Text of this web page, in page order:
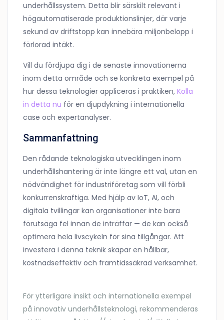
underhållssystem. Detta blir särskilt relevant i
högautomatiserade produktionslinjer, där varje
sekund av driftstopp kan innebära miljonbelopp i
förlorad intäkt.
Vill du fördjupa dig i de senaste innovationerna
inom detta område och se konkreta exempel på
hur dessa teknologier appliceras i praktiken,Kolla
in detta nu för en djupdykning i internationella
case och expertanalyser.
Sammanfattning
Den rådande teknologiska utvecklingen inom
underhållshantering är inte längre ett val, utan en
nödvändighet för industriföretag som vill förbli
konkurrenskraftiga. Med hjälp av IoT, AI, och
digitala tvillingar kan organisationer inte bara
förutsäga fel innan de inträffar — de kan också
optimera hela livscykeln för sina tillgångar. Att
investera i denna teknik skapar en hållbar,
kostnadseffektiv och framtidssäkrad verksamhet.
För ytterligare insikt och internationella exempel
på innovativ underhållsteknologi, rekommenderas